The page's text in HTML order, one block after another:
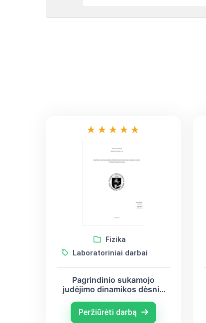
Fizika
Laboratoriniai darbai
Pagrindinio sukamojo
judėjimo dinamikos dėsnio
momento matavimas
dinaminiu būdu
Peržiūrėti darbą